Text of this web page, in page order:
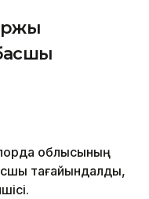
облысының
тағайындалды,